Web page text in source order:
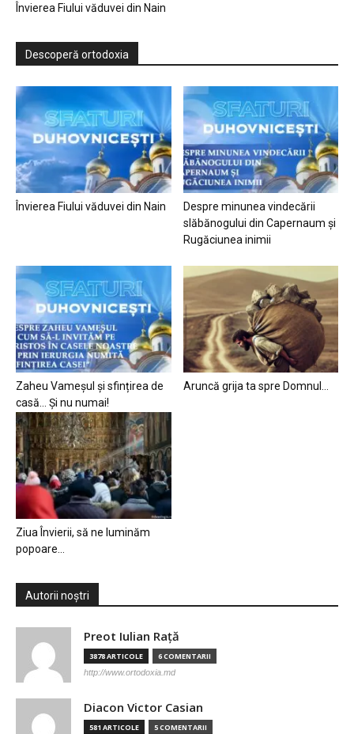
Învierea Fiului văduvei din Nain
Descoperă ortodoxia
Învierea Fiului văduvei din Nain
Despre minunea vindecării
slăbănogului din Capernaum și
Rugăciunea inimii
Zaheu Vameșul și sfințirea de
casă… Și nu numai!
Aruncă grija ta spre Domnul…
Ziua Învierii, să ne luminăm
popoare…
Autorii noștri
Preot Iulian Raţă
3878 ARTICOLE 6 COMENTARII
http://www.ortodoxia.md
Diacon Victor Casian
581 ARTICOLE 5 COMENTARII